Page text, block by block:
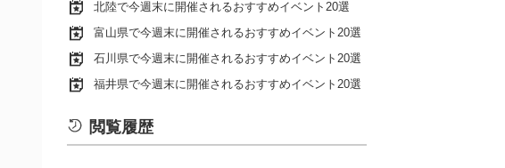
北陸で今週末に開催されるおすすめイベント20選
富山県で今週末に開催されるおすすめイベント20選
石川県で今週末に開催されるおすすめイベント20選
福井県で今週末に開催されるおすすめイベント20選
閲覧履歴